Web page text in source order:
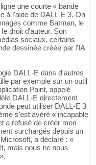
une courte « bande
à l'aide de DALL-E 3. On
comme Batman, le
droit d'auteur. Son
sociaux, certains
dessinée créée par l'IA
DALL-E dans d'autres
par exemple sur un outil
Paint, appelé
DALL-E directement
peut utiliser DALL-E 3
s'est avéré « incapable
a refusé de créer mon
surchargés depuis un
a déclaré : «
mais nous ne nous